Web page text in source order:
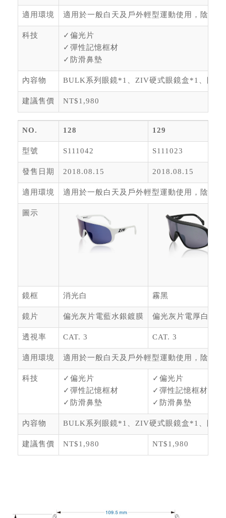
適用環境 適用於一般白天及戶外輕型運動使用，陰天
科技
✓偏光片
✓彈性記憶框材
✓防滑鼻墊
內容物 BULK系列眼鏡*1、ZIV硬式眼鏡盒*1、眼
建議售價 NT$1,980
NO. 128 129
型號 S111042 S111023
發售日期 2018.08.15 2018.08.15
適用環境 適用於一般白天及戶外輕型運動使用，陰天
圖示
鏡框 消光白 霧黑
鏡片 偏光灰片電藍水銀鍍膜 偏光灰片電厚白水
透視率 CAT. 3 CAT. 3
適用環境 適用於一般白天及戶外輕型運動使用，陰天
科技
✓偏光片
✓彈性記憶框材
✓防滑鼻墊
✓偏光片
✓彈性記憶框材
✓防滑鼻墊
內容物 BULK系列眼鏡*1、ZIV硬式眼鏡盒*1、眼
建議售價 NT$1,980 NT$1,980